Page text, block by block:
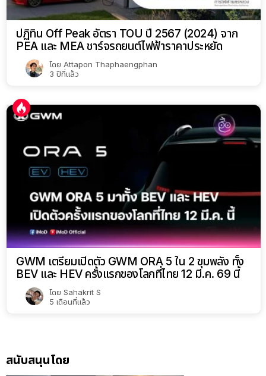
ปฏิทิน Off Peak อัตรา TOU ปี 2567 (2024) จาก
PEA และ MEA ชาร์จรถยนต์ไฟฟ้าราคาประหยัด
โดย Attapon Thaphaengphan
3 ปีที่แล้ว
GWM เตรียมเปิดตัว GWM ORA 5 ใน 2 ขุมพลัง ทั้ง
BEV และ HEV ครั้งแรกของโลกที่ไทย 12 มี.ค. 69 นี้
โดย Sahakrit S
5 เดือนที่แล้ว
สนับสนุนโดย